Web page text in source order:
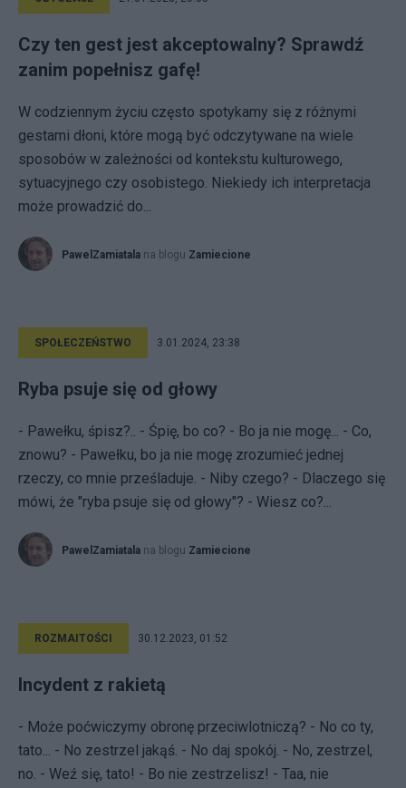
Czy ten gest jest akceptowalny? Sprawdź
zanim popełnisz gafę!
W codziennym życiu często spotykamy się z różnymi
gestami dłoni, które mogą być odczytywane na wiele
sposobów w zależności od kontekstu kulturowego,
sytuacyjnego czy osobistego. Niekiedy ich interpretacja
może prowadzić do...
PawelZamiatala na blogu Zamiecione
SPOŁECZEŃSTWO 3.01.2024, 23:38
Ryba psuje się od głowy
- Pawełku, śpisz?.. - Śpię, bo co? - Bo ja nie mogę... - Co,
znowu? - Pawełku, bo ja nie mogę zrozumieć jednej
rzeczy, co mnie prześladuje. - Niby czego? - Dlaczego się
mówi, że "ryba psuje się od głowy"? - Wiesz co?...
PawelZamiatala na blogu Zamiecione
ROZMAITOŚCI 30.12.2023, 01:52
Incydent z rakietą
- Może poćwiczymy obronę przeciwlotniczą? - No co ty,
tato... - No zestrzel jakąś. - No daj spokój. - No, zestrzel,
no. - Weź się, tato! - Bo nie zestrzelisz! - Taa, nie